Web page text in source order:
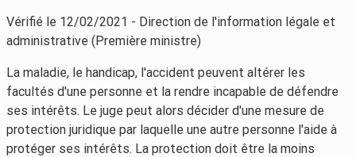
Vérifié le 12/02/2021 - Direction de l'information légale et
administrative (Première ministre)
La maladie, le handicap, l'accident peuvent altérer les
facultés d'une personne et la rendre incapable de défendre
ses intérêts. Le juge peut alors décider d'une mesure de
protection juridique par laquelle une autre personne l'aide à
protéger ses intérêts. La protection doit être la moins